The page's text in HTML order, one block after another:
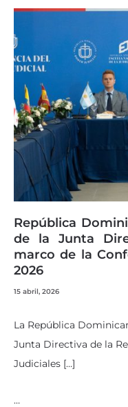
República
de la Junta
marco de la
2026
15 abril, 2026
La República
Junta Directiva de la
Judiciales […]
…